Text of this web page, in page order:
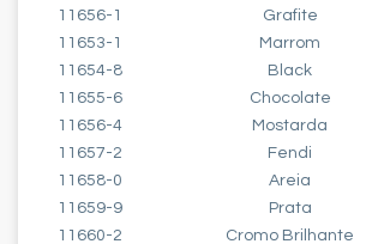
11656-1
11653-1
11654-8
11655-6
11656-4
11657-2
11658-0
11659-9
11660-2
Grafite
Marrom
Black
Chocolate
Mostarda
Fendi
Areia
Prata
Cromo Brilhante